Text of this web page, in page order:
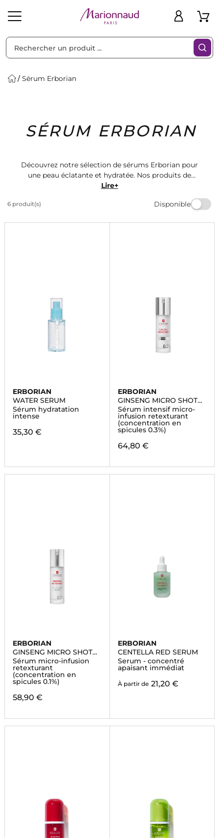
Solaire Homme Marques Idées
Cadeaux
Bons
Plans
Sérum Erborian
SÉRUM ERBORIAN
Découvrez notre sélection de sérums Erborian pour
une peau éclatante et hydratée. Nos produits de
qualité vous offrent une expérience sensorielle unique.
chez Marionnaud et sublimez votre beauté naturelle.
Lire+
6 produit(s) Disponible
Filtres
ERBORIAN
WATER SERUM
Sérum hydratation
intense
35,30 €
ERBORIAN
GINSENG MICRO SHOT
ADVANCED 0.3
Sérum intensif micro-
infusion retexturant
(concentration en
spicules 0.3%)
64,80 €
ERBORIAN
GINSENG MICRO SHOT
STARTER 0.1
Sérum micro-infusion
retexturant
(concentration en
spicules 0.1%)
58,90 €
ERBORIAN
CENTELLA RED SERUM
Serum - concentré
apaisant immédiat
À partir de 21,20 €